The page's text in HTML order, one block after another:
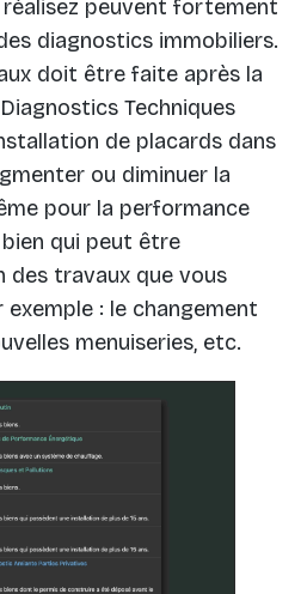
peuvent fortement
diagnostics immobiliers.
doit être faite après la
Techniques
de placards dans
ou diminuer la
pour la performance
qui peut être
des travaux que vous
exemple : le changement
menuiseries, etc.